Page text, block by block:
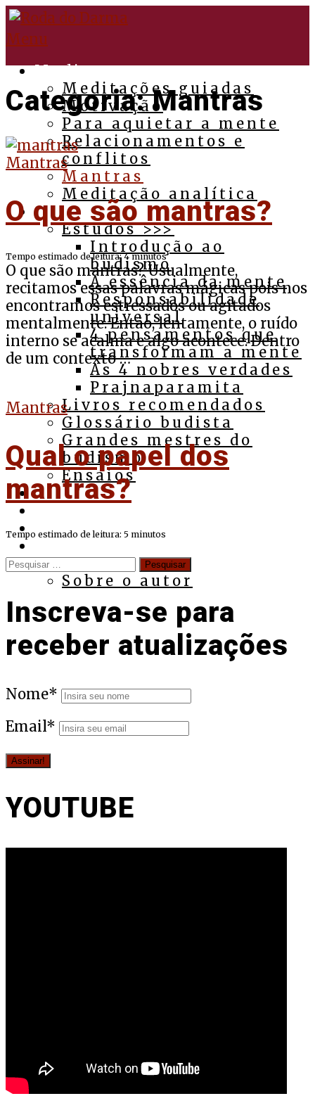
Pular
para
o
conteúdo
Menu
Medite
Meditações guiadas
Motivação
Para aquietar a mente
Relacionamentos e
conflitos
Mantras
Meditação analítica
Budismo
Estudos >>>
Introdução ao
budismo
A essência da mente
Responsabilidade
universal
4 pensamentos que
transformam a mente
As 4 nobres verdades
Prajnaparamita
Livros recomendados
Glossário budista
Grandes mestres do
budismo
Ensaios
Cursos
Ouça
Contato
Sobre o autor
Categoria:Mantras
Mantras
O que são mantras?
Tempo estimado de leitura: 4 minutos
O que são mantras? Usualmente,
recitamos essas palavras mágicas pois nos
encontramos estressados ou agitados
mentalmente. Então, lentamente, o ruído
interno se acalma e algo acontece. Dentro
de um contexto …
Mantras
Qual o papel dos
mantras?
Tempo estimado de leitura: 5 minutos
Pesquisar
Inscreva-se para
receber atualizações
Nome*
Email*
YOUTUBE